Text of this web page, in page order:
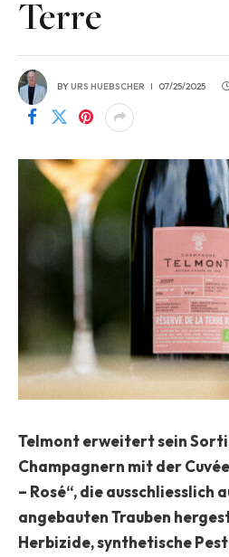
Terre
BYURS HUEBSCHER 07/25/2025
Telmont erweitert sein
Champagnern mit der
– Rosé“, die ausschliesslich
angebauten Trauben
Herbizide, synthetische